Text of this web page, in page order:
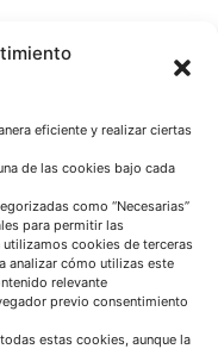
eficiente y realizar ciertas
de las cookies bajo cada
como “Necesarias”
para permitir las
cookies de terceras
analizar cómo utilizas este
relevante
previo consentimiento
estas cookies, aunque la